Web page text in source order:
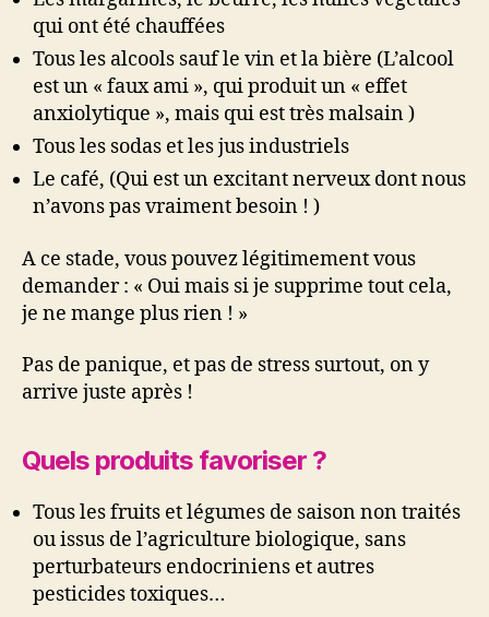
qui ont été chauffées
Tous les alcools sauf le vin et la bière (L’alcool
est un « faux ami », qui produit un « effet
anxiolytique », mais qui est très malsain )
Tous les sodas et les jus industriels
Le café, (Qui est un excitant nerveux dont nous
n’avons pas vraiment besoin ! )
A ce stade, vous pouvez légitimement vous
demander : « Oui mais si je supprime tout cela,
je ne mange plus rien ! »
Pas de panique, et pas de stress surtout, on y
arrive juste après !
Quels produits favoriser ?
Tous les fruits et légumes de saison non traités
ou issus de l’agriculture biologique, sans
perturbateurs endocriniens et autres
pesticides toxiques…